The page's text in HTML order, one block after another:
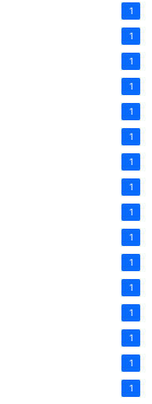
1
1
1
1
1
1
1
1
1
1
1
1
1
1
1
1